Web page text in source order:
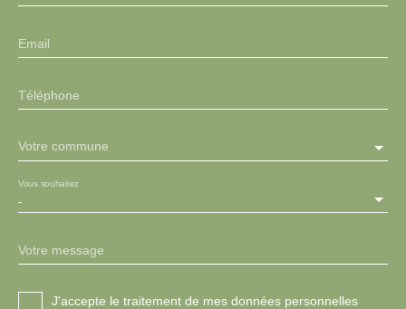
Email
Téléphone
Votre commune
-
Vous souhaitez
Votre message
J'accepte le traitement de mes données personnelles